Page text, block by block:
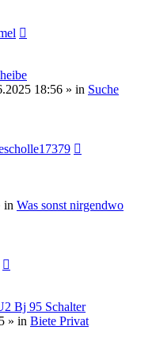
18:56 » in Suche
in Was sonst nirgendwo
Bj 95 Schalter
» in Biete Privat